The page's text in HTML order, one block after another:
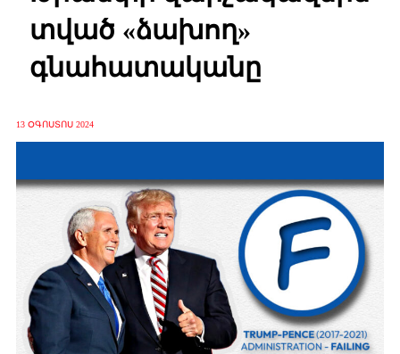
տված «ձախող»
գնահատականը
13 ՕԳՈՍՏՈՍ 2024